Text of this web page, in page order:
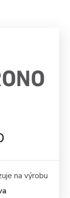
na výrobu